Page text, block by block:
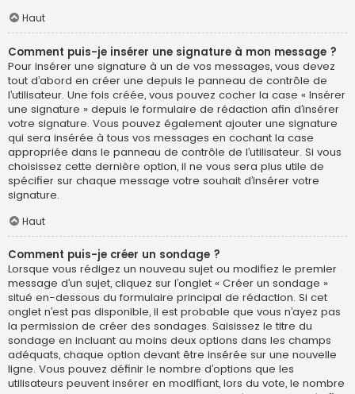
Haut
Comment puis-je insérer une signature à mon message ?
Pour insérer une signature à un de vos messages, vous devez
tout d’abord en créer une depuis le panneau de contrôle de
l’utilisateur. Une fois créée, vous pouvez cocher la case « Insérer
une signature » depuis le formulaire de rédaction afin d’insérer
votre signature. Vous pouvez également ajouter une signature
qui sera insérée à tous vos messages en cochant la case
appropriée dans le panneau de contrôle de l’utilisateur. Si vous
choisissez cette dernière option, il ne vous sera plus utile de
spécifier sur chaque message votre souhait d’insérer votre
signature.
Haut
Comment puis-je créer un sondage ?
Lorsque vous rédigez un nouveau sujet ou modifiez le premier
message d’un sujet, cliquez sur l’onglet « Créer un sondage »
situé en-dessous du formulaire principal de rédaction. Si cet
onglet n’est pas disponible, il est probable que vous n’ayez pas
la permission de créer des sondages. Saisissez le titre du
sondage en incluant au moins deux options dans les champs
adéquats, chaque option devant être insérée sur une nouvelle
ligne. Vous pouvez définir le nombre d’options que les
utilisateurs peuvent insérer en modifiant, lors du vote, le nombre